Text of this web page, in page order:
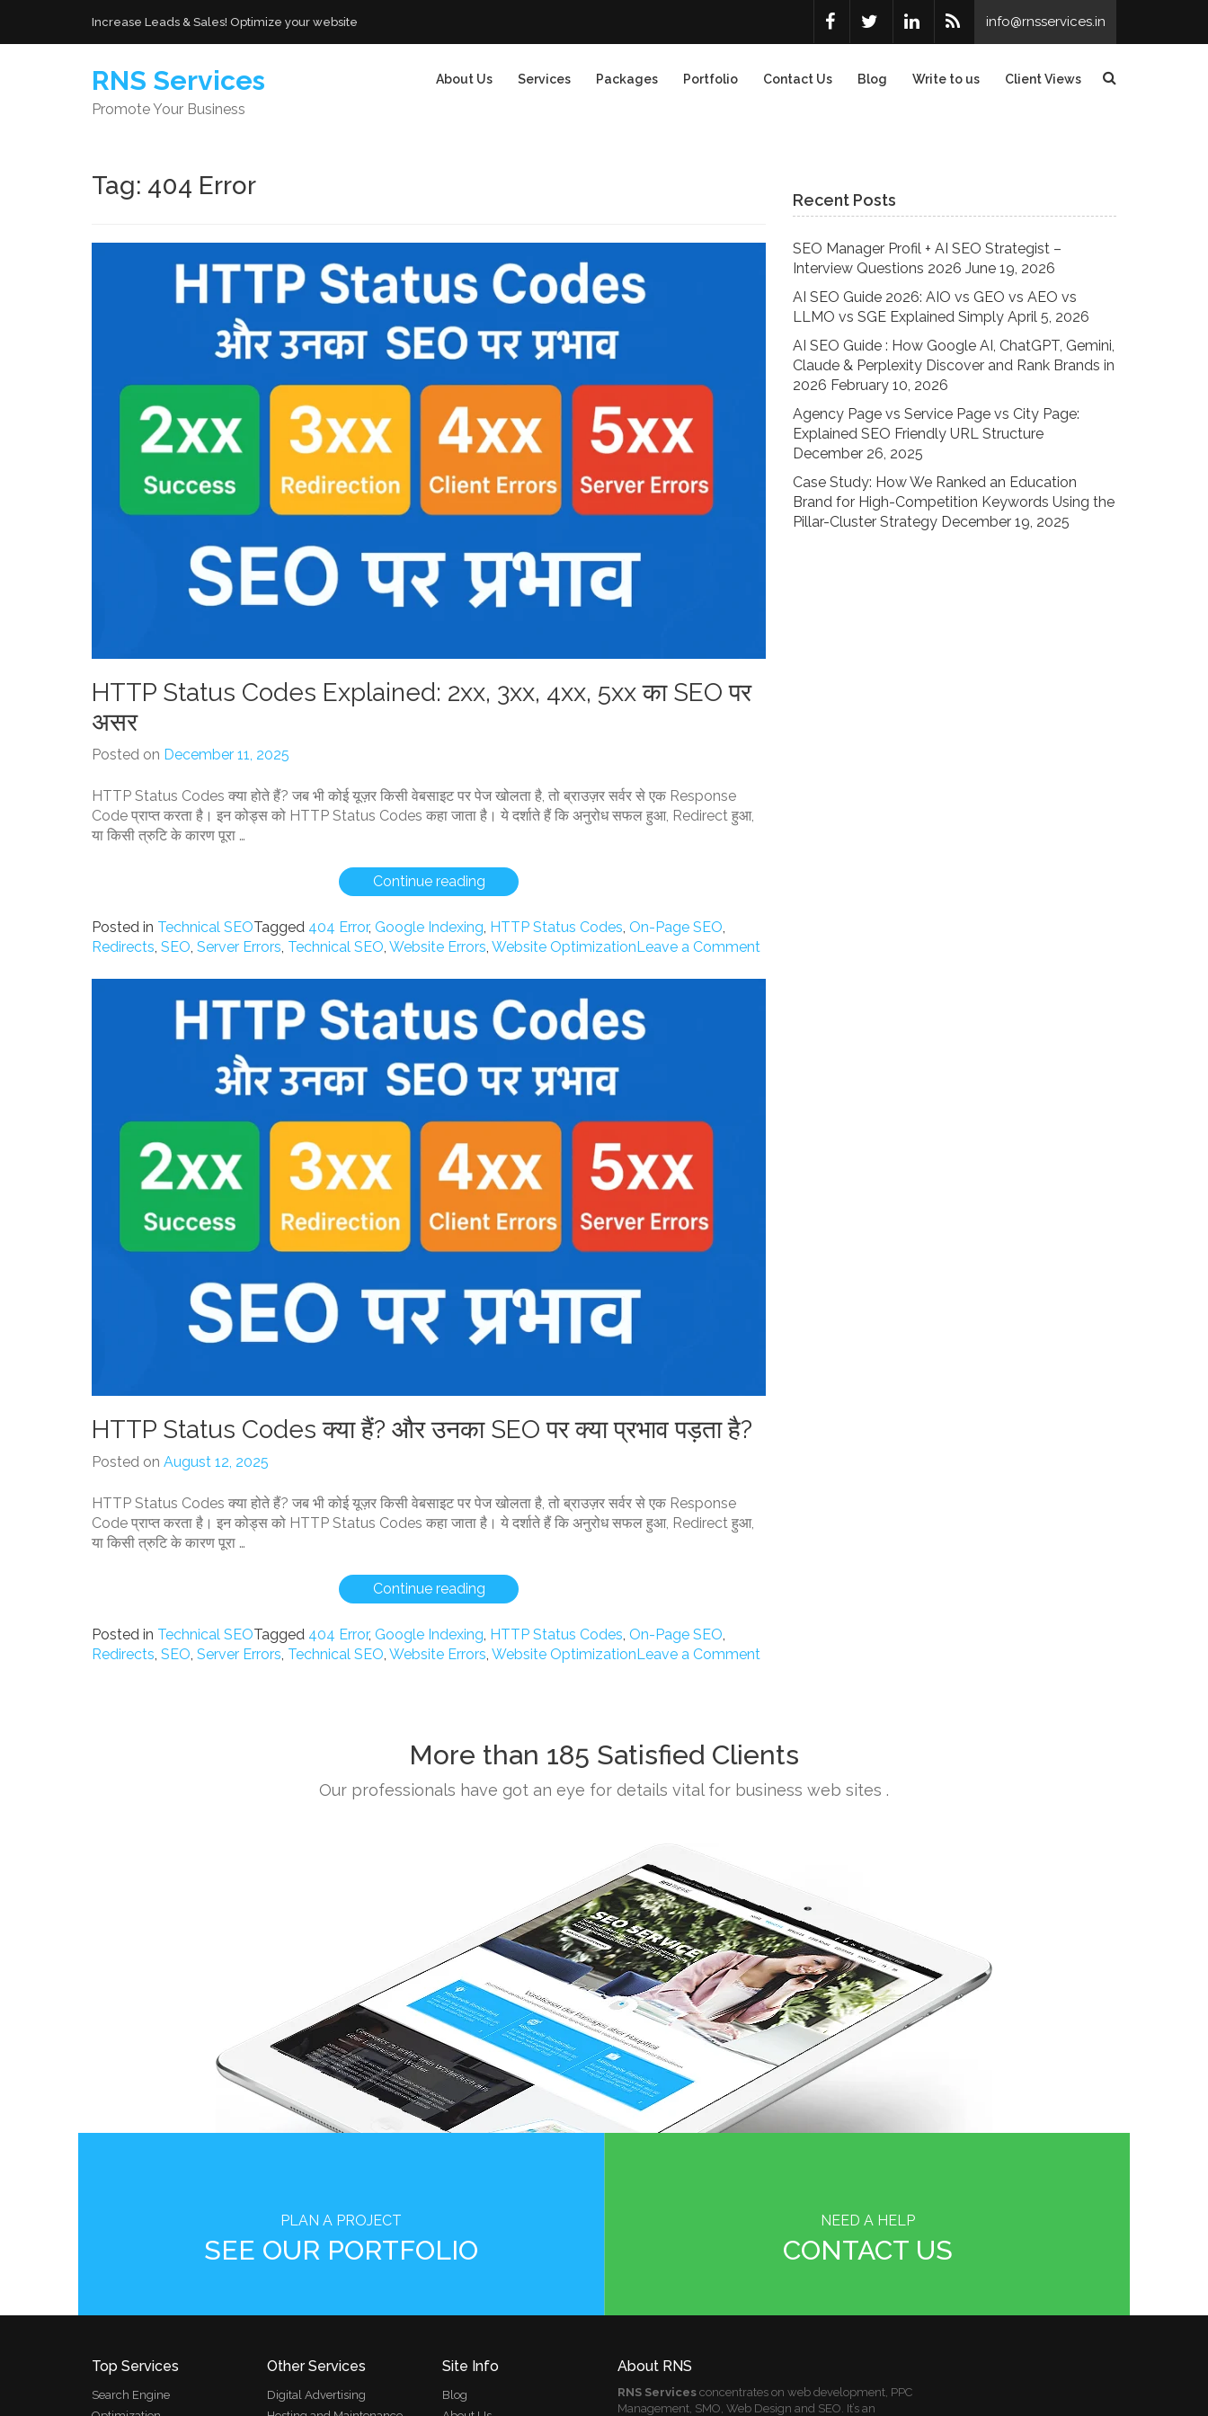
Increase Leads & Sales! Optimize your website info@rnsservices.in
Skip
to
content
RNS Services
Promote Your Business
About Us Services Packages Portfolio Contact Us Blog Write to us Client Views
Tag: 404 Error
HTTP Status Codes Explained: 2xx, 3xx, 4xx, 5xx का SEO पर
असर
Posted on December 11, 2025
HTTP Status Codes क्या होते हैं? जब भी कोई यूज़र किसी वेबसाइट पर पेज खोलता है, तो ब्राउज़र सर्वर से एक Response
Code प्राप्त करता है। इन कोड्स को HTTP Status Codes कहा जाता है। ये दर्शाते हैं कि अनुरोध सफल हुआ, Redirect हुआ,
या किसी त्रुटि के कारण पूरा …
Continue reading“HTTP
Status
Codes
Explained:
3xx,
4xx,
5xx
का
पर
असर”
Posted in Technical SEOTagged 404 Error, Google Indexing, HTTP Status Codes, On-Page SEO,
Redirects, SEO, Server Errors, Technical SEO, Website Errors, Website Optimization Leave a Commenton
HTTP Status Codes क्या हैं? और उनका SEO पर क्या प्रभाव पड़ता है?
Posted on August 12, 2025
HTTP Status Codes क्या होते हैं? जब भी कोई यूज़र किसी वेबसाइट पर पेज खोलता है, तो ब्राउज़र सर्वर से एक Response
Code प्राप्त करता है। इन कोड्स को HTTP Status Codes कहा जाता है। ये दर्शाते हैं कि अनुरोध सफल हुआ, Redirect हुआ,
या किसी त्रुटि के कारण पूरा …
Continue reading“HTTP
Status
Codes
क्या
हैं?
पर
क्या
प्रभाव
पड़ता
Posted in Technical SEOTagged 404 Error, Google Indexing, HTTP Status Codes, On-Page SEO,
Redirects, SEO, Server Errors, Technical SEO, Website Errors, Website OptimizationLeave a Commenton
हैं?
उनका
है?
Recent Posts
SEO Manager Profil + AI SEO Strategist –
Interview Questions 2026 June 19, 2026
AI SEO Guide 2026: AIO vs GEO vs AEO vs
LLMO vs SGE Explained Simply April 5, 2026
AI SEO Guide : How Google AI, ChatGPT, Gemini,
Claude & Perplexity Discover and Rank Brands in
2026 February 10, 2026
Agency Page vs Service Page vs City Page:
Explained SEO Friendly URL Structure
December 26, 2025
Case Study: How We Ranked an Education
Brand for High-Competition Keywords Using the
Pillar-Cluster Strategy December 19, 2025
More than 185 Satisfied Clients
Our professionals have got an eye for details vital for business web sites .
PLAN A PROJECT
SEE OUR PORTFOLIO
NEED A HELP
CONTACT US
Top Services
Search Engine
Other Services
Digital Advertising
Site Info
Blog
About RNS
RNS Services concentrates on web development, PPC
Management, SMO, Web Design and SEO. It’s an